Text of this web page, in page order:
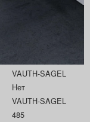
VAUTH-SAGEL
Нет
VAUTH-SAGEL
485